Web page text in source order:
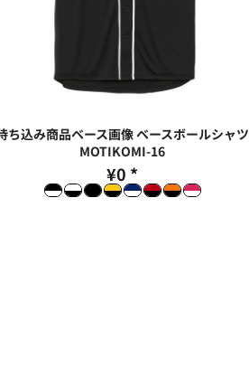
ち込み商品ベース画像 ベースボールシャツ
MOTIKOMI-16
¥0 *